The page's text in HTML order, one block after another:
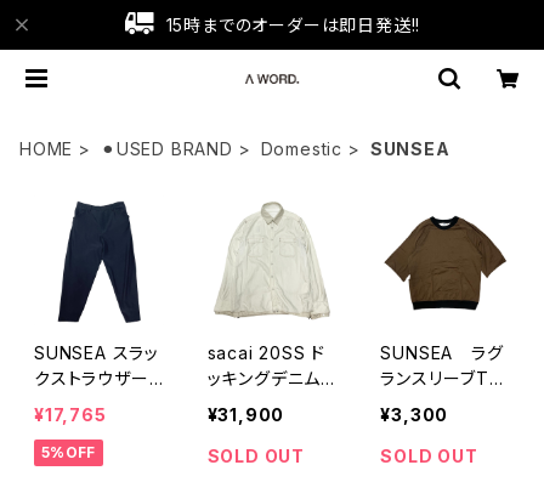
15時までのオーダーは即日発送!!
HOME ⚫︎USED BRAND Domestic SUNSEA
SUNSEA スラッ
クストラウザー
ズ
¥17,765
5%OFF
sacai 20SS ド
ッキングデニム
シャツ
¥31,900
SOLD OUT
SUNSEA ラグ
ランスリーブTE
E
¥3,300
SOLD OUT